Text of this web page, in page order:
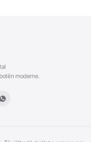
moderne.